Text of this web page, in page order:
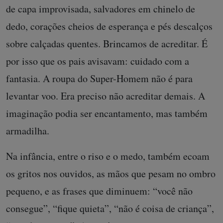
de capa improvisada, salvadores em chinelo de
dedo, corações cheios de esperança e pés descalços
sobre calçadas quentes. Brincamos de acreditar. É
por isso que os pais avisavam: cuidado com a
fantasia. A roupa do Super-Homem não é para
levantar voo. Era preciso não acreditar demais. A
imaginação podia ser encantamento, mas também
armadilha.
Na infância, entre o riso e o medo, também ecoam
os gritos nos ouvidos, as mãos que pesam no ombro
pequeno, e as frases que diminuem: “você não
consegue”, “fique quieta”, “não é coisa de criança”,